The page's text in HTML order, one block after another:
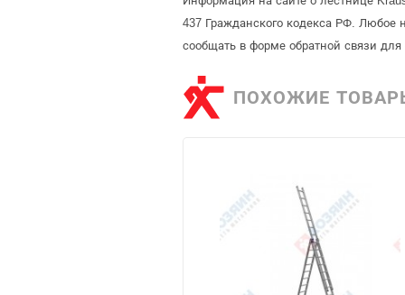
437 Гражданского кодекса РФ. Любое
сообщать в форме обратной связи
ПОХОЖИЕ